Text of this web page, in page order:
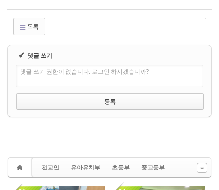
목록
✔ 댓글 쓰기
댓글 쓰기 권한이 없습니다. 로그인 하시겠습니까?
전교인 유아유치부 초등부 중고등부